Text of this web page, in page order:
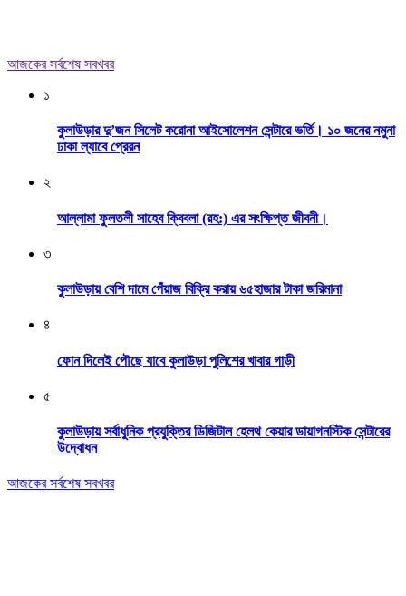
আজকের সর্বশেষ সবখবর
১
কুলাউড়ার দু’জন সিলেট করোনা আইসোলেশন সেন্টারে ভর্তি। ১০ জনের নমুনা
ঢাকা ল্যাবে প্রেরন
২
আল্লামা ফুলতলী সাহেব ক্বিবলা (রহ:) এর সংক্ষিপ্ত জীবনী।
৩
কুলাউড়ায় বেশি দামে পেঁয়াজ বিক্রি করায় ৬৫হাজার টাকা জরিমানা
৪
ফোন দিলেই পৌছে যাবে কুলাউড়া পুলিশের খাবার গাড়ী
৫
কুলাউড়ায় সর্বাধুনিক প্রযুক্তির ডিজিটাল হেলথ কেয়ার ডায়াগনস্টিক সেন্টারের
উদ্বোধন
আজকের সর্বশেষ সবখবর